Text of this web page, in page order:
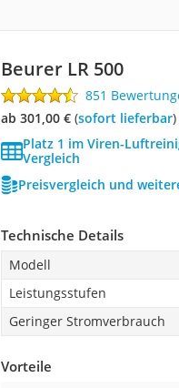
Beurer LR 500
851
ab 301,00 €( Sofort lieferbar)
Platz 1 im Viren-
Vergleich
Preisvergleich und
Technische Details
Modell
Leistungsstufen
Geringer Stromverbrauch
Vorteile